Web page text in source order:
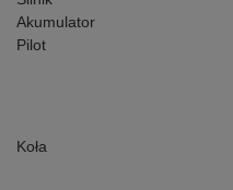
Akumulator
Pilot
Koła